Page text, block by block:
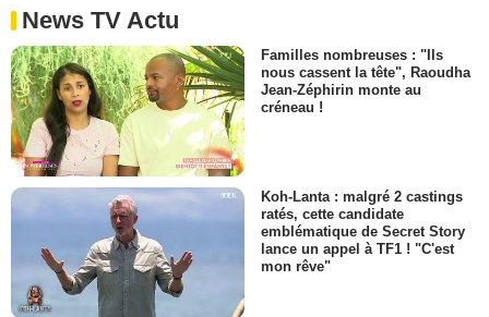
News TV Actu
Familles nombreuses : "Ils
nous cassent la tête", Raoudha
Jean-Zéphirin monte au
créneau !
Koh-Lanta : malgré 2 castings
ratés, cette candidate
emblématique de Secret Story
lance un appel à TF1 ! "C'est
mon rêve"